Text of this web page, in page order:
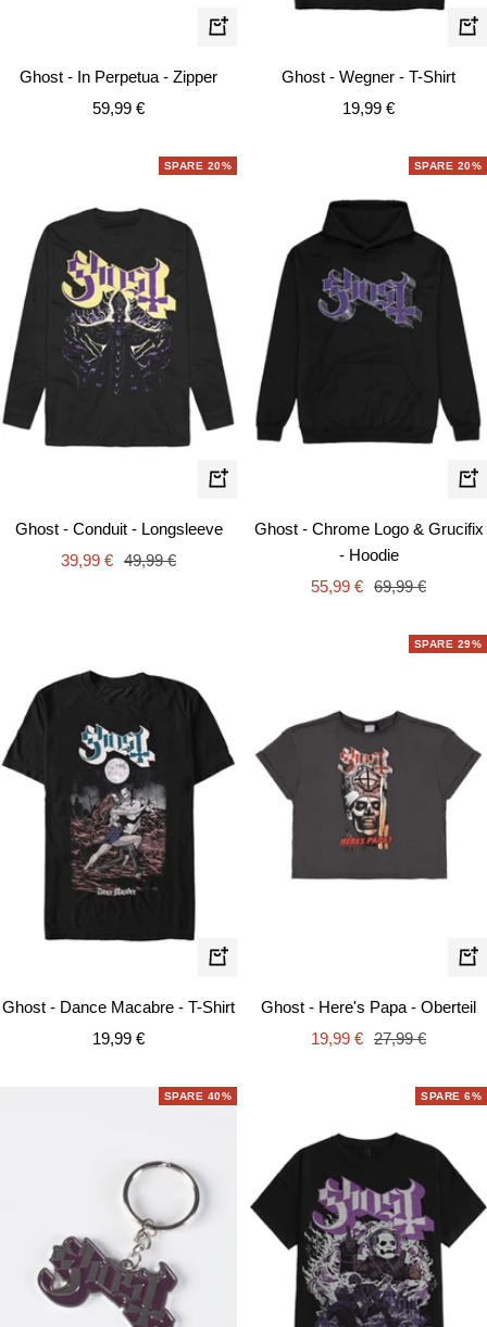
Schnellansicht
Ghost - In Perpetua - Zipper
Angebotspreis
59,99 €
Ghost - Wegner - T-Shirt
Angebotspreis
19,99 €
SPARE 20%
Schnellansicht
Ghost - Conduit - Longsleeve
Angebotspreis
39,99 € Regulärer
49,99 €
SPARE 20%
Ghost - Chrome Logo & Grucifix
- Hoodie
Angebotspreis
55,99 € Regulärer
69,99 €
Schnellansicht
Ghost - Dance Macabre - T-Shirt
Angebotspreis
19,99 €
SPARE 29%
Ghost - Here's Papa - Oberteil
Angebotspreis
19,99 € Regulärer
27,99 €
SPARE 40% SPARE 6%